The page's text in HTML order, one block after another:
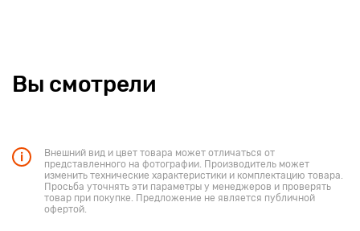
Вы смотрели
Внешний вид и цвет товара может отличаться от
представленного на фотографии. Производитель может
изменить технические характеристики и комплектацию товара.
Просьба уточнять эти параметры у менеджеров и проверять
товар при покупке. Предложение не является публичной
офертой.